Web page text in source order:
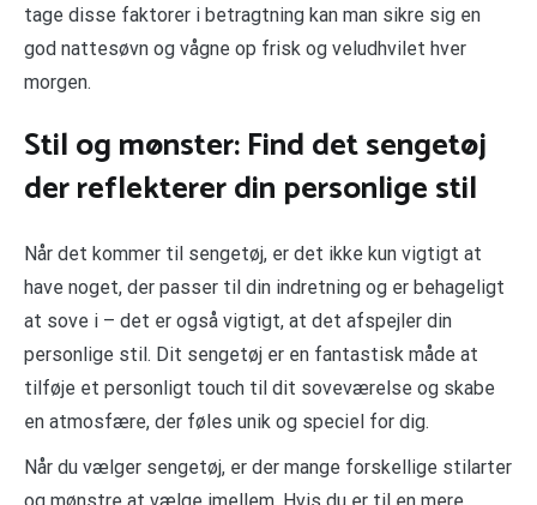
tage disse faktorer i betragtning kan man sikre sig en
god nattesøvn og vågne op frisk og veludhvilet hver
morgen.
Stil og mønster: Find det sengetøj
der reflekterer din personlige stil
Når det kommer til sengetøj, er det ikke kun vigtigt at
have noget, der passer til din indretning og er behageligt
at sove i – det er også vigtigt, at det afspejler din
personlige stil. Dit sengetøj er en fantastisk måde at
tilføje et personligt touch til dit soveværelse og skabe
en atmosfære, der føles unik og speciel for dig.
Når du vælger sengetøj, er der mange forskellige stilarter